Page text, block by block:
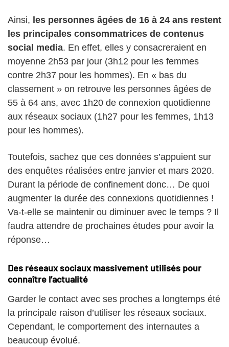
Ainsi, les personnes âgées de 16 à 24 ans restent
les principales consommatrices de contenus
social media. En effet, elles y consacreraient en
moyenne 2h53 par jour (3h12 pour les femmes
contre 2h37 pour les hommes). En « bas du
classement » on retrouve les personnes âgées de
55 à 64 ans, avec 1h20 de connexion quotidienne
aux réseaux sociaux (1h27 pour les femmes, 1h13
pour les hommes).
Toutefois, sachez que ces données s’appuient sur
des enquêtes réalisées entre janvier et mars 2020.
Durant la période de confinement donc… De quoi
augmenter la durée des connexions quotidiennes !
Va-t-elle se maintenir ou diminuer avec le temps ? Il
faudra attendre de prochaines études pour avoir la
réponse…
Des réseaux sociaux massivement utilisés pour
connaître l’actualité
Garder le contact avec ses proches a longtemps été
la principale raison d’utiliser les réseaux sociaux.
Cependant, le comportement des internautes a
beaucoup évolué.